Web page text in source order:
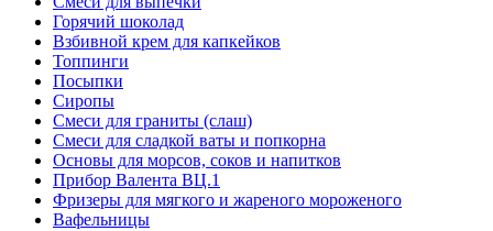
Горячий шоколад
Взбивной крем для капкейков
Топпинги
Посыпки
Сиропы
Смеси для граниты (слаш)
Смеси для сладкой ваты и попкорна
Основы для морсов, соков и напитков
Прибор Валента ВЦ.1
Фризеры для мягкого и жареного мороженого
Вафельницы